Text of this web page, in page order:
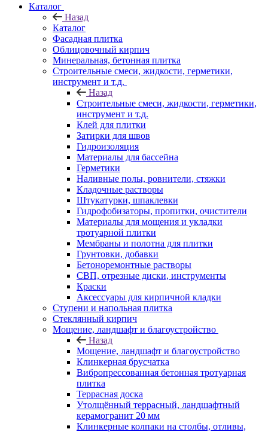
Каталог
Назад
Каталог
Фасадная плитка
Облицовочный кирпич
Минеральная, бетонная плитка
Строительные смеси, жидкости, герметики,
инструмент и т.д.
Назад
Строительные смеси, жидкости, герметики,
инструмент и т.д.
Клей для плитки
Затирки для швов
Гидроизоляция
Материалы для бассейна
Герметики
Наливные полы, ровнители, стяжки
Кладочные растворы
Штукатурки, шпаклевки
Гидрофобизаторы, пропитки, очистители
Материалы для мощения и укладки
тротуарной плитки
Мембраны и полотна для плитки
Грунтовки, добавки
Бетоноремонтные растворы
СВП, отрезные диски, инструменты
Краски
Аксессуары для кирпичной кладки
Ступени и напольная плитка
Cтеклянный кирпич
Мощение, ландшафт и благоустройство
Назад
Мощение, ландшафт и благоустройство
Клинкерная брусчатка
Вибропрессованная бетонная тротуарная
плитка
Террасная доска
Утолщённый террасный, ландшафтный
керамогранит 20 мм
Клинкерные колпаки на столбы, отливы,